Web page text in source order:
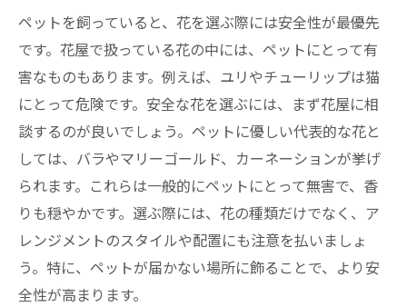
ペットを飼っていると、花を選ぶ際には安全性が最優先
です。花屋で扱っている花の中には、ペットにとって有
害なものもあります。例えば、ユリやチューリップは猫
にとって危険です。安全な花を選ぶには、まず花屋に相
談するのが良いでしょう。ペットに優しい代表的な花と
しては、バラやマリーゴールド、カーネーションが挙げ
られます。これらは一般的にペットにとって無害で、香
りも穏やかです。選ぶ際には、花の種類だけでなく、ア
レンジメントのスタイルや配置にも注意を払いましょ
う。特に、ペットが届かない場所に飾ることで、より安
全性が高まります。